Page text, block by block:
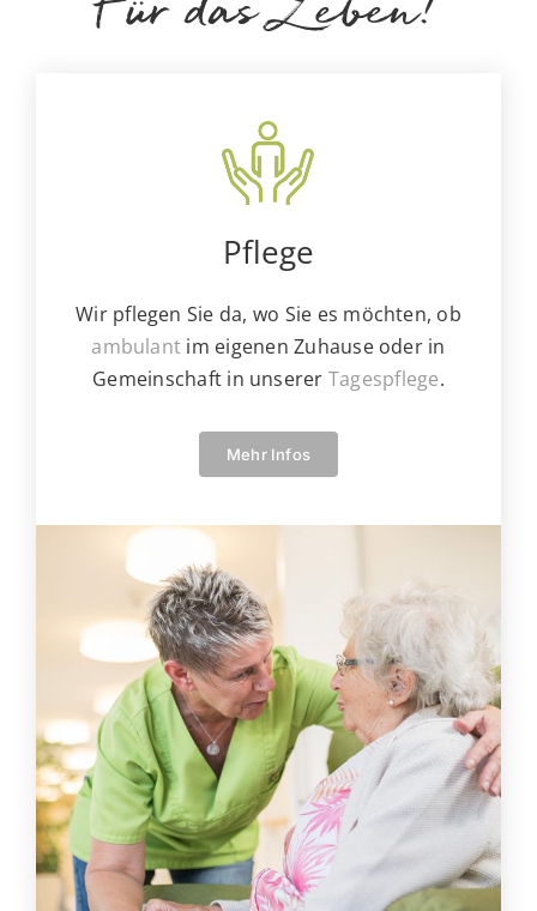
Pflege
Wir pflegen Sie da, wo Sie es möchten, ob
ambulant im eigenen Zuhause oder in
Gemeinschaft in unserer Tagespflege.
Mehr Infos